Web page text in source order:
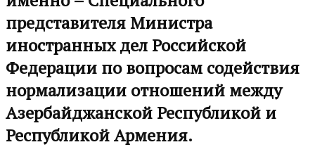
представителя Министра
иностранных дел Российской
Федерации по вопросам содействия
нормализации отношений между
Азербайджанской Республикой и
Республикой Армения.